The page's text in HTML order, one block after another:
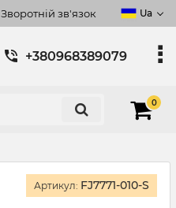
Зворотній зв'язок Ua
+380968389079
0
Артикул: FJ7771-010-S